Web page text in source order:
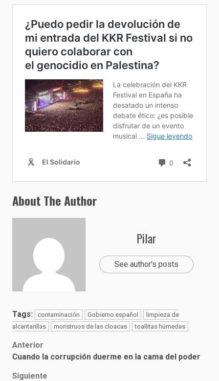
About The Author
Pilar
See author's posts
Tags: contaminación Gobierno español
limpieza de
alcantarillas
monstruos de las cloacas toallitas húmedas
Post
navigation
Anterior
Cuando la corrupción duerme en la cama del poder
Siguiente